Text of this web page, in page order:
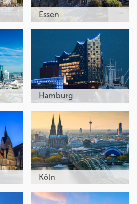
Essen
Hamburg
Köln